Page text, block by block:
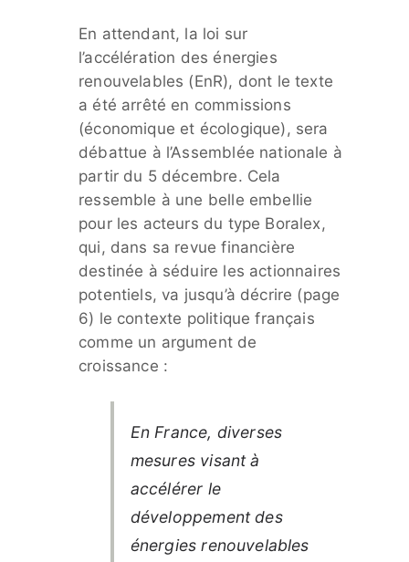
En attendant, la loi sur
l’accélération des énergies
renouvelables (EnR), dont le texte
a été arrêté en commissions
(économique et écologique), sera
débattue à l’Assemblée nationale à
partir du 5 décembre. Cela
ressemble à une belle embellie
pour les acteurs du type Boralex,
qui, dans sa revue financière
destinée à séduire les actionnaires
potentiels, va jusqu’à décrire (page
6) le contexte politique français
comme un argument de
croissance :
En France, diverses
mesures visant à
accélérer le
développement des
énergies renouvelables